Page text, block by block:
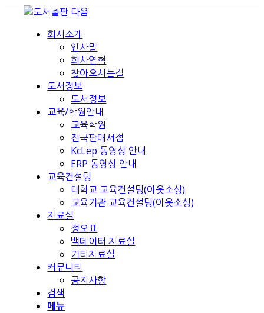
회사소개
인사말
회사연혁
찾아오시는길
도서정보
도서정보
교육/학원안내
교육학원
전국판매서점
KcLep 동영상 안내
ERP 동영상 안내
교육컨설팅
대학교 교육컨설팅(아웃소싱)
교육기관 교육컨설팅(아웃소싱)
자료실
정오표
백데이터 자료실
기타자료실
커뮤니티
공지사항
검색
메뉴